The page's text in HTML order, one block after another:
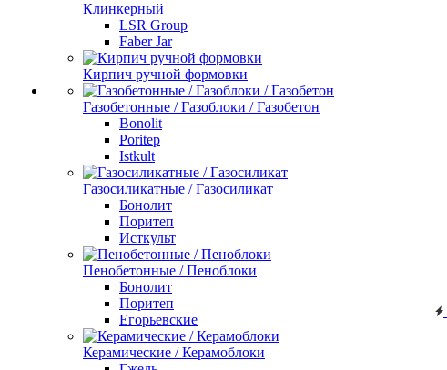
Клинкерный
LSR Group
Faber Jar
Кирпич ручной формовки
Газобетонные / Газоблоки / Газобетон
Bonolit
Poritep
Istkult
Газосиликатные / Газосиликат
Бонолит
Поритеп
Исткульт
Пенобетонные / Пеноблоки
Бонолит
Поритеп
Егорьевские
Керамические / Керамоблоки